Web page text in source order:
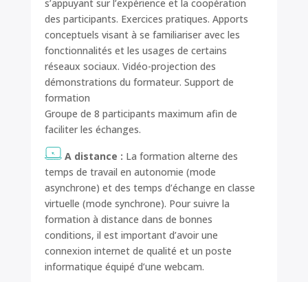
s’appuyant sur l’expérience et la coopération
des participants. Exercices pratiques. Apports
conceptuels visant à se familiariser avec les
fonctionnalités et les usages de certains
réseaux sociaux. Vidéo-projection des
démonstrations du formateur. Support de
formation
Groupe de 8 participants maximum afin de
faciliter les échanges.
A distance : La formation alterne des
temps de travail en autonomie (mode
asynchrone) et des temps d’échange en classe
virtuelle (mode synchrone). Pour suivre la
formation à distance dans de bonnes
conditions, il est important d’avoir une
connexion internet de qualité et un poste
informatique équipé d’une webcam.